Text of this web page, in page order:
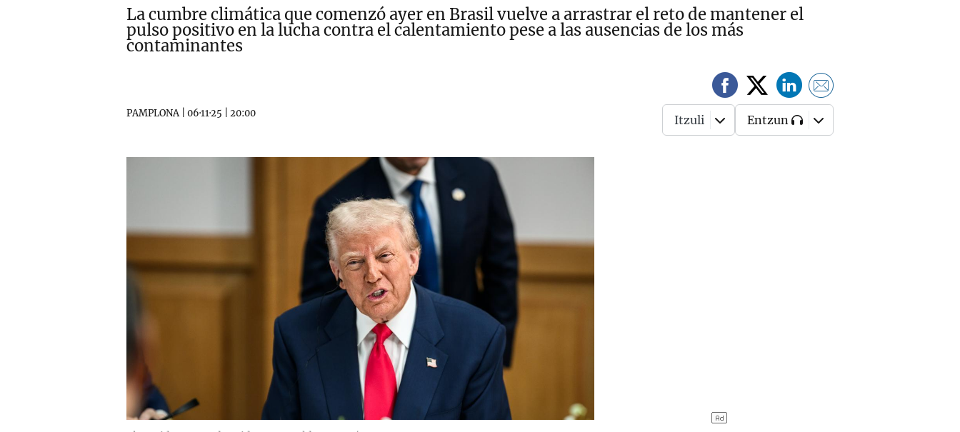
La cumbre climática que comenzó ayer en Brasil vuelve a arrastrar el reto de mantener el
pulso positivo en la lucha contra el calentamiento pese a las ausencias de los más
contaminantes
PAMPLONA| 06·11·25 20:00 Itzuli Entzun